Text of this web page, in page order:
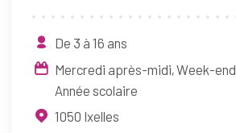
De 3 à 16 ans
Mercredi après-midi Week-end
Année scolaire
1050 Ixelles